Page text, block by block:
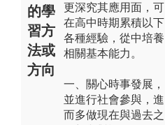
的學
習方
法或
方向
更深究其應用面，可
在高中時期累積以下
各種經驗，從中培養
相關基本能力。
一、關心時事發展，
並進行社會參與，進
而多做現在與過去之